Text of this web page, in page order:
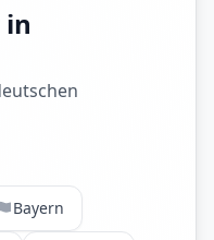
in
Bayern